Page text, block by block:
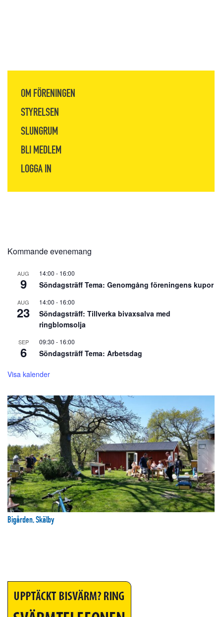
OM FÖRENINGEN
STYRELSEN
SLUNGRUM
BLI MEDLEM
LOGGA IN
Kommande evenemang
AUG
9
14:00 - 16:00
Söndagsträff Tema: Genomgång föreningens kupor
AUG
23
14:00 - 16:00
Söndagsträff: Tillverka bivaxsalva med
ringblomsolja
SEP
6
09:30 - 16:00
Söndagsträff Tema: Arbetsdag
Visa kalender
Bigården, Skälby